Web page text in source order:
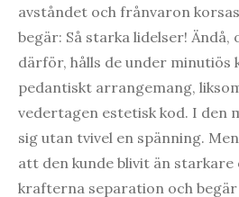
avståndet och frånvaron
begär: Så starka lidelser! Ändå,
därför, hålls de under
pedantiskt arrangemang,
vedertagen estetisk kod. I den
sig utan tvivel en spänning.
att den kunde blivit än starkare
krafterna separation och begär